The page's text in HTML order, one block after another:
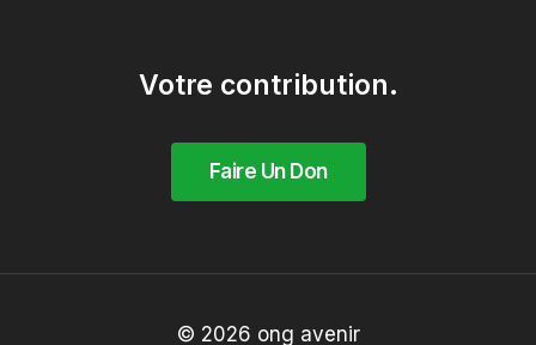
Votre contribution.
© 2026 ong avenir